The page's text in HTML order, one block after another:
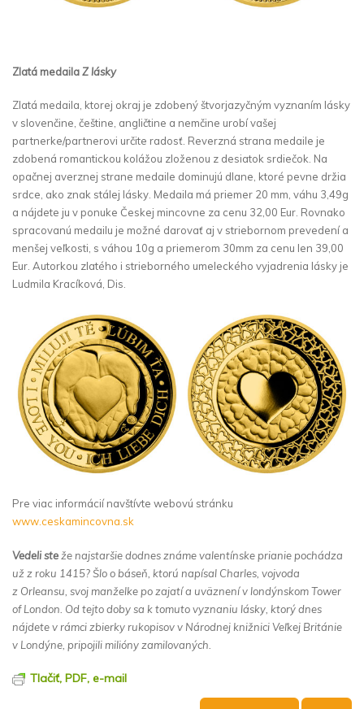
Zlatá medailaZ lásky
Zlatá medaila, ktorej okraj je zdobený štvorjazyčným vyznaním lásky
v slovenčine, češtine, angličtine a nemčine urobí vašej
partnerke/partnerovi určite radosť. Reverzná strana medaile je
zdobená romantickou kolážou zloženou z desiatok srdiečok. Na
opačnej averznej strane medaile dominujú dlane, ktoré pevne držia
srdce, ako znak stálej lásky. Medaila má priemer 20 mm, váhu 3,49g
a nájdete ju v ponuke Českej mincovne za cenu 32,00 Eur. Rovnako
spracovanú medailu je možné darovať aj v striebornom prevedení a
menšej veľkosti, s váhou 10g a priemerom 30mm za cenu len 39,00
Eur. Autorkou zlatého i strieborného umeleckého vyjadrenia lásky je
Ludmila Kracíková, Dis.
Pre viac informácií navštívte webovú stránku
www.ceskamincovna.sk
Vedeli ste že najstaršie dodnes známe valentínske prianie pochádza
už z roku 1415? Šlo o báseň, ktorú napísal Charles, vojvoda
z Orleansu, svoj manželke po zajatí a uväznení v londýnskom Tower
of London. Od tejto doby sa k tomuto vyznaniu lásky, ktorý dnes
nájdete v rámci zbierky rukopisov v Národnej knižnici Veľkej Británie
v Londýne, pripojili milióny zamilovaných.
Tlačiť, PDF, e-mail